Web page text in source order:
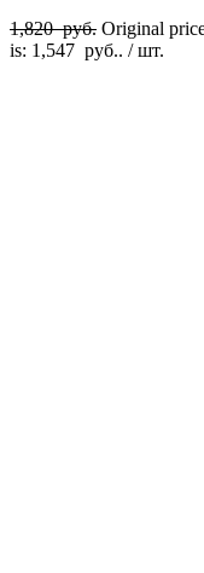
1,820руб. Original
is: 1,547 руб.. / шт.